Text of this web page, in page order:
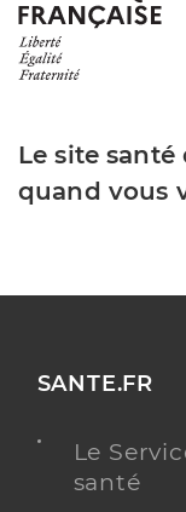
Le site santé
quand vous
SANTE.FR
Le
santé